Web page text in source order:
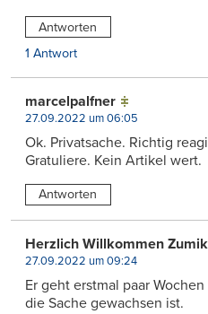
Antworten
1 Antwort
marcelpalfner
27.09.2022 um 06:05
Ok. Privatsache. Richtig
Gratuliere. Kein Artikel wert.
Antworten
Herzlich Willkommen
27.09.2022 um 09:24
Er geht erstmal paar
die Sache gewachsen ist.